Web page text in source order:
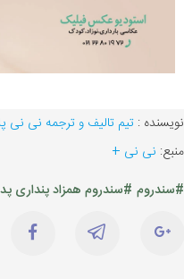
نویسنده : تیم تالیف و ترجمه نی نی
منبع: نی نی +
#سندروم #سندروم همزاد پنداری